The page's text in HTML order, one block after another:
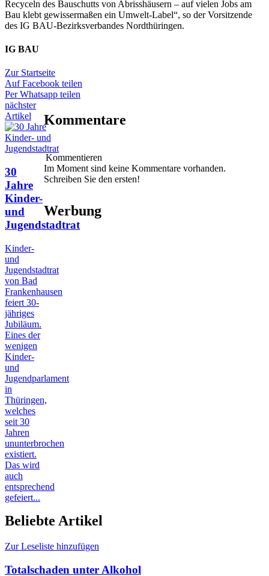
Recyceln des Bauschutts von Abrisshäusern – auf vielen Jobs am
Bau klebt gewissermaßen ein Umwelt-Label“, so der Vorsitzende
des IG BAU-Bezirksverbandes Nordthüringen.
IG BAU
Zur Startseite
Auf Facebook teilen
Per Whatsapp teilen
nächster
Artikel
30
Jahre
Kinder-
und
Jugendstadtrat
Kinder-
und
Jugendstadtrat
von Bad
Frankenhausen
feiert 30-
jähriges
Jubiläum.
Eines der
wenigen
Kinder-
und
Jugendparlament
in
Thüringen,
welches
seit 30
Jahren
ununterbrochen
existiert.
Das wird
auch
entsprechend
gefeiert...
Kommentare
Kommentieren
Im Moment sind keine Kommentare vorhanden.
Schreiben Sie den ersten!
Werbung
Beliebte Artikel
Zur Leseliste hinzufügen
Totalschaden unter Alkohol